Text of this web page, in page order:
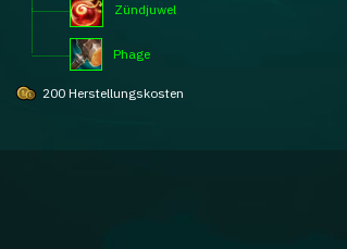
Zündjuwel
Phage
200 Herstellungskosten